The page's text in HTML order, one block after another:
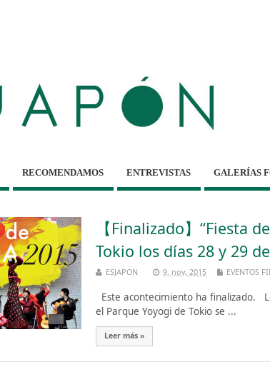
RECOMENDAMOS ENTREVISTAS GALERÍAS
【Finalizado】“Fiesta
Tokio los días 28 y 29
ESJAPON 9, nov, 2015 EVENTOS
Este acontecimiento ha finalizado.
el Parque Yoyogi de Tokio se ...
Leer más »